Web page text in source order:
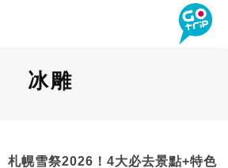
冰雕
札幌雪祭2026！4大必去景點+特色